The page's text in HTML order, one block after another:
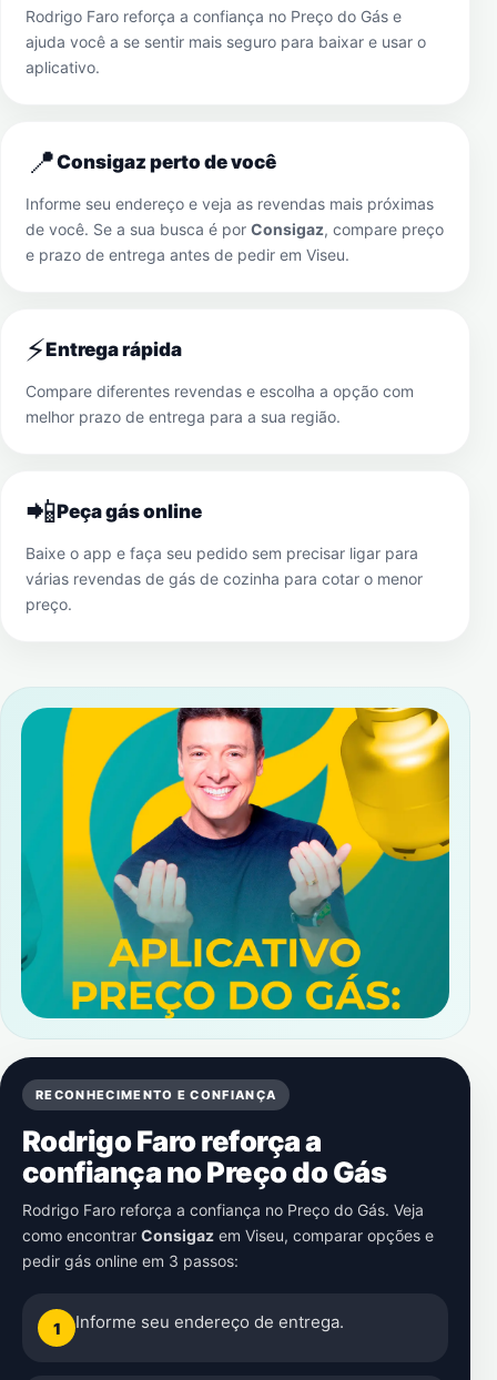
Rodrigo Faro reforça a confiança no Preço do Gás e
ajuda você a se sentir mais seguro para baixar e usar o
aplicativo.
📍Consigaz perto de você
Informe seu endereço e veja as revendas mais próximas
de você. Se a sua busca é por Consigaz, compare preço
e prazo de entrega antes de pedir em Viseu.
⚡Entrega rápida
Compare diferentes revendas e escolha a opção com
melhor prazo de entrega para a sua região.
📲Peça gás online
Baixe o app e faça seu pedido sem precisar ligar para
várias revendas de gás de cozinha para cotar o menor
preço.
RECONHECIMENTO E CONFIANÇA
Rodrigo Faro reforça a
confiança no Preço do Gás
Rodrigo Faro reforça a confiança no Preço do Gás. Veja
como encontrar Consigaz em Viseu, comparar opções e
pedir gás online em 3 passos:
1 Informe seu endereço de entrega.